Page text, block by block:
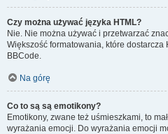
Czy można używać języka HTML?
Nie. Nie można używać i przetwarzać
Większość formatowania, które
BBCode.
Na górę
Co to są są emotikony?
Emotikony, zwane też uśmieszkami, to
wyrażania emocji. Do wyrażania emocji